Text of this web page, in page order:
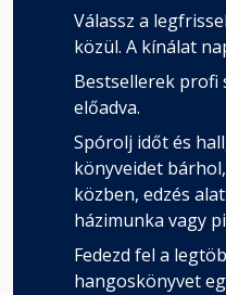
Válassz a
közül. A kínálat
Bestsellerek profi
előadva.
Spórolj időt és
könyveidet
közben, edzés
házimunka vagy
Fedezd fel a
hangoskönyvet